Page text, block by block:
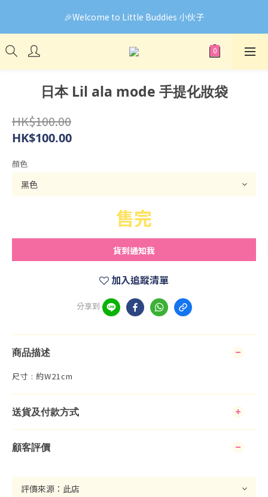
🎉Welcome to Little Buddies 小伙子
🎉Welcome to Little Buddies 小伙子
網頁系統升級中，部份貨品價錢未能正確顯示🙏下單前可先
Facebook Messenger與我們聯絡❤️
🎉Welcome to Little Buddies 小伙子
日本 Lil ala mode 手提化妝袋
HK$100.00
HK$100.00
顏色
售完
貨到通知我
加入追蹤清單
分享到
商品描述
尺寸 : 約W21cm
送貨及付款方式
顧客評價